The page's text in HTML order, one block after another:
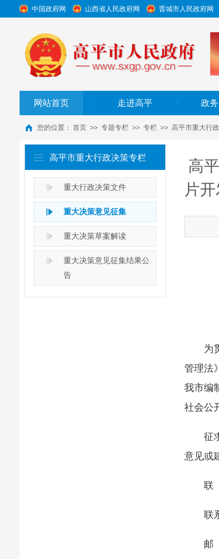
中国政府网 山西省人民政府网 晋城市人民政府网
网站首页 走进高平 政
您的位置： 首页 >> 专题专栏 >> 专栏 >> 高平市重大行
高平市重大行政决策专栏
重大行政决策文件
重大决策意见征集
重大决策草案解读
重大决策意见征集结果公
告
高
片
为
管理法
我市编
社会公
征
意见或
联
联
邮